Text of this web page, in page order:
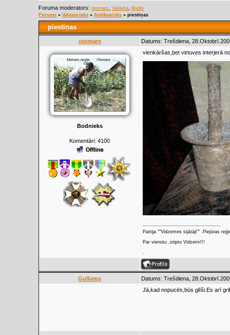
Foruma moderators: otomars Valduha
Meilis
Forums » Vaļasprieks » Antikvariāts » piestiņas
piestiņas
otomars Datums: Trešdiena,
Bodnieks
Komentāri: 4100
vienkāršas,bet virtuves interjerā
Partija ""Vidzemes sijātāji"" .Piejūras
Par vienotu ,stipru Vidzemi!!!
Gollums
Datums: Trešdiena,
Jā,kad nopucēs,būs glīši.Es arī